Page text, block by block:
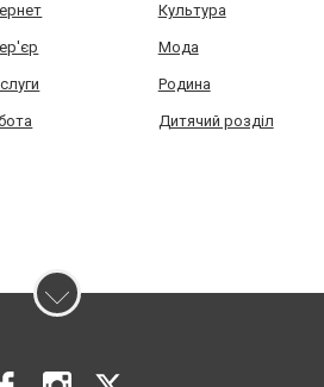
Культура
Мода
Родина
Дитячий розділ